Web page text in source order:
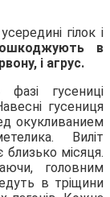
гілок і
в
і агрус.
гусениці
гусениця
окукливанием
Виліт
близько місяця.
головним
в тріщини